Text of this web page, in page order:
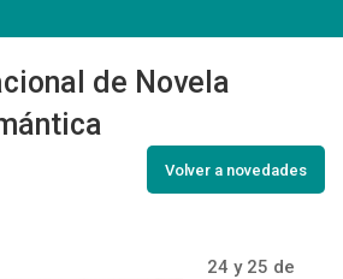
de Novela
Volver a novedades
24 y 25 de